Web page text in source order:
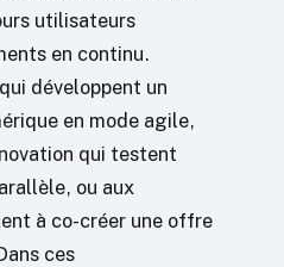
utilisateurs
en continu.
développent un
en mode agile,
qui testent
ou aux
à co-créer une offre
ces